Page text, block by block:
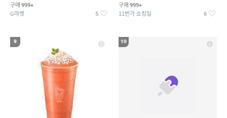
구매 999+
G마켓 5
구매 999+
11번가 쇼킹딜 6
9 10